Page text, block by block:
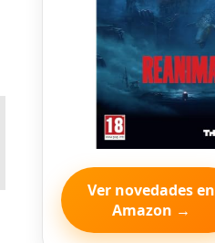
Ver novedades en
Amazon →